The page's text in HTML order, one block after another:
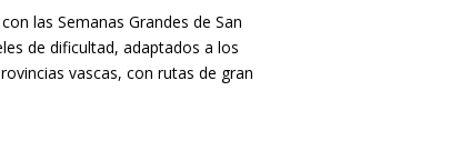
las Semanas Grandes de San
de dificultad, adaptados a los
vascas, con rutas de gran